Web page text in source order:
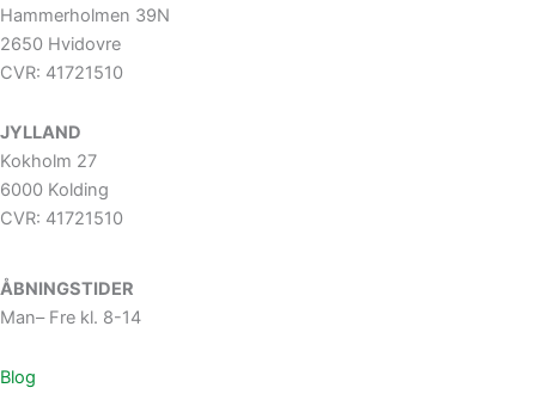
Hammerholmen 39N
2650 Hvidovre
CVR: 41721510
JYLLAND
Kokholm 27
6000 Kolding
CVR: 41721510
ÅBNINGSTIDER
Man– Fre kl. 8-14
Blog